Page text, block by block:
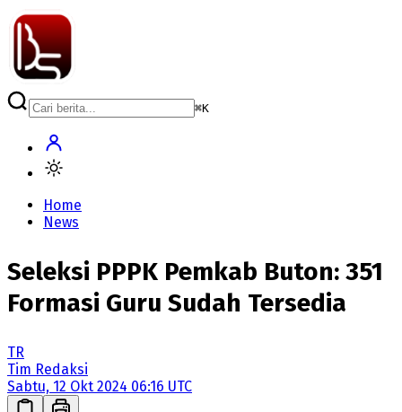
⌘K
Home
News
Seleksi PPPK Pemkab Buton: 351
Formasi Guru Sudah Tersedia
TR
Tim Redaksi
Sabtu, 12 Okt 2024 06:16 UTC